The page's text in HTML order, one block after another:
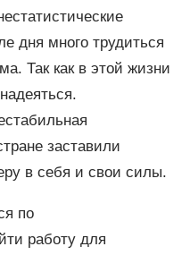
дня много трудиться
Так как в этой жизни
заставили
в себя и свои силы.
по
работу для